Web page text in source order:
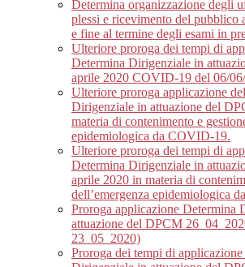
Determina organizzazione degli
plessi e ricevimento del pubblico
e fine al termine degli esami in
Ulteriore proroga dei tempi di
Determina Dirigenziale in
aprile 2020 COVID-19 del 06/
Ulteriore proroga applicazione
Dirigenziale in attuazione del
materia di contenimento e
epidemiologica da COVID-19.
Ulteriore proroga dei tempi di
Determina Dirigenziale in
aprile 2020 in materia di
dell’emergenza epidemiologica
Proroga applicazione Determina
attuazione del DPCM
23_05_2020)
Proroga dei tempi di